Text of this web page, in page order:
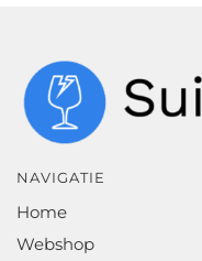
NAVIGATIE
Home
Webshop